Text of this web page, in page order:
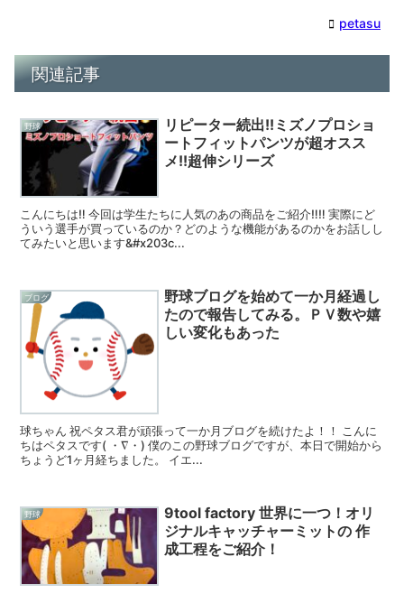
petasu
関連記事
野球
リピーター続出!!ミズノプロショ
ートフィットパンツが超オスス
メ!!超伸シリーズ
こんにちは‼︎ 今回は学生たちに人気のあの商品をご紹介‼︎‼︎ 実際にど
ういう選手が買っているのか？どのような機能があるのかをお話しし
てみたいと思います&#x203c...
ブログ
野球ブログを始めて一か月経過し
たので報告してみる。ＰＶ数や嬉
しい変化もあった
球ちゃん 祝ペタス君が頑張って一か月ブログを続けたよ！！ こんに
ちはペタスです( ・∇・) 僕のこの野球ブログですが、本日で開始から
ちょうど1ヶ月経ちました。 イエ...
野球
9tool factory 世界に一つ！オリ
ジナルキャッチャーミットの 作
成工程をご紹介！